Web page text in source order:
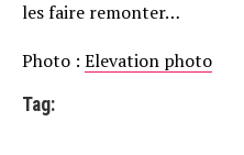
les faire remonter…
Photo : Elevation photo
Tag: